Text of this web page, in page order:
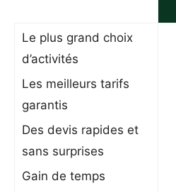
Le plus grand choix
d’activités
Les meilleurs tarifs
garantis
Des devis rapides et
sans surprises
Gain de temps